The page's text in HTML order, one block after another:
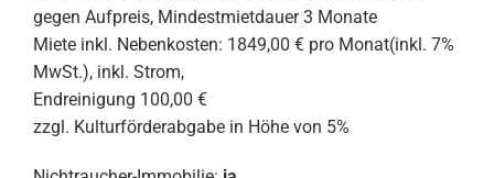
gegen Aufpreis, Mindestmietdauer 3 Monate
Miete inkl. Nebenkosten: 1849,00 € pro Monat(inkl. 7%
MwSt.), inkl. Strom,
Endreinigung 100,00 €
zzgl. Kulturförderabgabe in Höhe von 5%